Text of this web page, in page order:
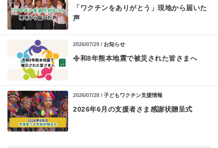
「ワクチンをありがとう」現地から届いた
声
2026/07/29 / お知らせ
令和8年熊本地震で被災された皆さまへ
2026/07/28 /子どもワクチン支援情報
2026年6月の支援者さま感謝状贈呈式